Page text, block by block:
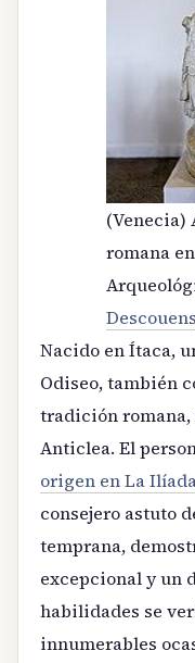
(Venecia)
romana
Descouens
Nacido en Ítaca,
Odiseo, también
tradición romana,
Anticlea. El
origen en La
consejero astuto
temprana,
excepcional y un
habilidades se
innumerables